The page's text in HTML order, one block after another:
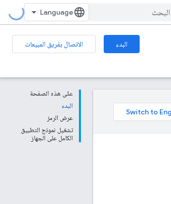
البدء
الاتصال بفريق المبيعات
على هذه الصفحة
البدء
عرض الرمز
تشغيل نموذج التطبيق
الكامل على الجهاز